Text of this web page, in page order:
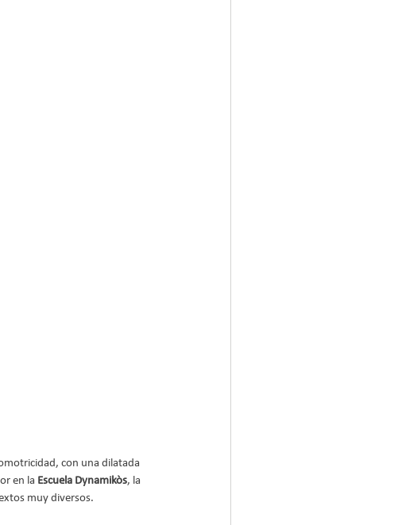
con una dilatada
en la Escuela Dynamikòs, la
muy diversos.